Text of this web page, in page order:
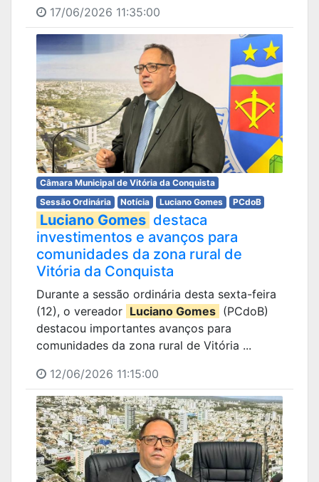
17/06/2026 11:35:00
Câmara Municipal de Vitória da Conquista
Sessão Ordinária
Notícia Luciano Gomes PCdoB
Luciano Gomes destaca
investimentos e avanços para
comunidades da zona rural de
Vitória da Conquista
Durante a sessão ordinária desta sexta-feira
(12), o vereador Luciano Gomes (PCdoB)
destacou importantes avanços para
comunidades da zona rural de Vitória ...
12/06/2026 11:15:00